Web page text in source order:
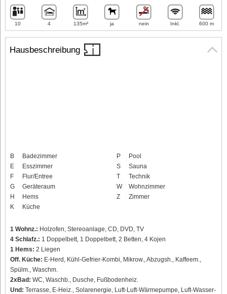
Hausbeschreibung
B
Badezimmer
E
Esszimmer
F
Flur/Entree
G
Geräteraum
H
Hems
K
Küche
P
Pool
S
Sauna
T
Technik
W
Wohnzimmer
Z
Zimmer
1 Wohnz.: Holzofen, Stereoanlage, CD, DVD, TV
4 Schlafz.: 1 Doppelbett, 1 Doppelbett, 2 Betten, 4 Kojen
1 Hems: 2 Liegen
Off. Küche: E-Herd, Kühl-Gefrier-Kombi, Mikrow., Abzugsh., Kaffeem.,
Spülm., Waschm.
2xBad: WC, Waschb., Dusche, Fußbodenheiz.
Und: Terrasse, E-Heiz., Solarenergie, Luft-Luft-Wärmepumpe, Luft-Wasser-
10 4 135m² ja nein Inkl. 600 m